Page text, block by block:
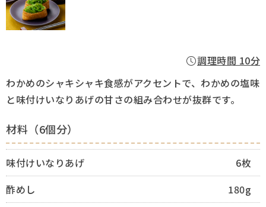
Q&A
調理時間 10分
わかめのシャキシャキ食感がアクセントで、わかめの塩味
と味付けいなりあげの甘さの組み合わせが抜群です。
材料（6個分）
味付けいなりあげ
6枚
酢めし
180g